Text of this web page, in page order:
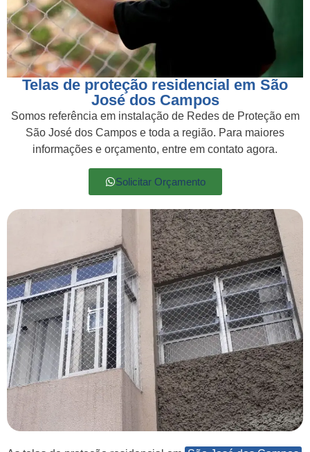
Telas de proteção residencial em São
José dos Campos
Somos referência em instalação de Redes de Proteção em
São José dos Campos e toda a região. Para maiores
informações e orçamento, entre em contato agora.
Solicitar Orçamento